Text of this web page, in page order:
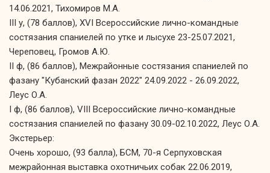
14.06.2021, Тихомиров М.А.
III у, (78 баллов), XVI Всероссийские лично-командные
состязания спаниелей по утке и лысухе 23-25.07.2021,
Череповец, Громов А.Ю.
II ф, (86 баллов), Межрайонные состязания спаниелей по
фазану "Кубанский фазан 2022" 24.09.2022 - 26.09.2022,
Леус О.А.
I ф, (86 баллов), VIII Всероссийские лично-командные
состязания спаниелей по фазану 30.09-02.10.2022, Леус О.А.
Экстерьер:
Очень хорошо, (93 балла), БСМ, 70-я Серпуховская
межрайонная выставка охотничьих собак 22.06.2019,